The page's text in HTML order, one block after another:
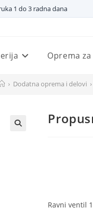
1 do 3 radna dana
Oprema
› Dodatna oprema i delovi ›
Ravni ventil